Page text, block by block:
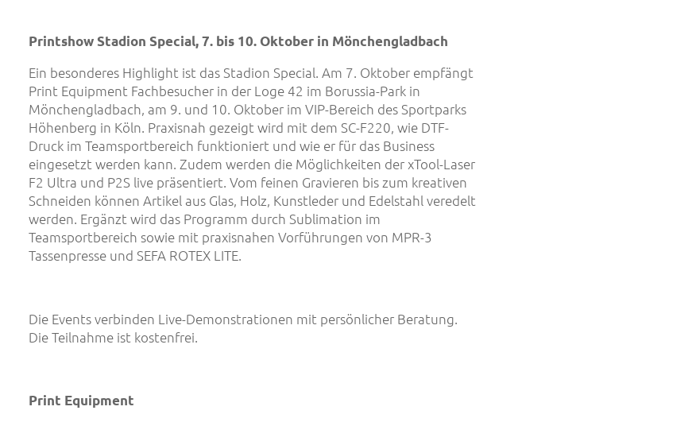
Printshow Stadion Special, 7. bis 10. Oktober in Mönchengladbach
Ein besonderes Highlight ist das Stadion Special. Am 7. Oktober empfängt
Print Equipment Fachbesucher in der Loge 42 im Borussia-Park in
Mönchengladbach, am 9. und 10. Oktober im VIP-Bereich des Sportparks
Höhenberg in Köln. Praxisnah gezeigt wird mit dem SC-F220, wie DTF-
Druck im Teamsportbereich funktioniert und wie er für das Business
eingesetzt werden kann. Zudem werden die Möglichkeiten der xTool-Laser
F2 Ultra und P2S live präsentiert. Vom feinen Gravieren bis zum kreativen
Schneiden können Artikel aus Glas, Holz, Kunstleder und Edelstahl veredelt
werden. Ergänzt wird das Programm durch Sublimation im
Teamsportbereich sowie mit praxisnahen Vorführungen von MPR-3
Tassenpresse und SEFA ROTEX LITE.
Die Events verbinden Live-Demonstrationen mit persönlicher Beratung.
Die Teilnahme ist kostenfrei.
Print Equipment